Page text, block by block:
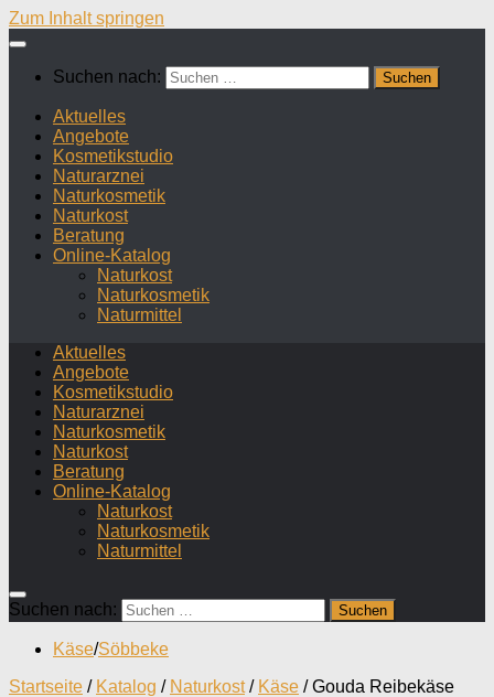
Zum Inhalt springen
Suchen nach:
Aktuelles
Angebote
Kosmetikstudio
Naturarznei
Naturkosmetik
Naturkost
Beratung
Online-Katalog
Naturkost
Naturkosmetik
Naturmittel
Aktuelles
Angebote
Kosmetikstudio
Naturarznei
Naturkosmetik
Naturkost
Beratung
Online-Katalog
Naturkost
Naturkosmetik
Naturmittel
Suchen nach:
Käse/Söbbeke
Startseite / Katalog / Naturkost/ Käse / Gouda Reibekäse